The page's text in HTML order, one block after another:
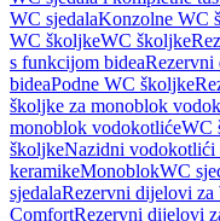
WC sjedalaKonzolne WC
WC školjkeWC školjke
s funkcijom bidea
bideaPodne WC školjke
školjke za monoblok
monoblok vodokotlićeWC
školjkeNazidni vodokotlići
keramikeMonoblokWC
sjedalaRezervni dijelovi za
ComfortRezervni dijelovi